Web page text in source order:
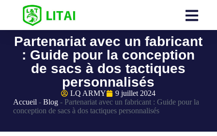
Partenariat avec un fabricant
: Guide pour la conception
de sacs à dos tactiques
personnalisés
LQ ARMY
9 juillet 2024
Accueil - Blog- Partenariat avec un fabricant : Guide pour la
conception de sacs à dos tactiques personnalisés